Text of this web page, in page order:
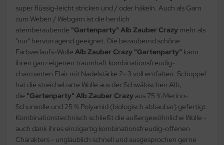
super flüssig-leicht stricken und / oder häkeln. Auch als Garn
zum Weben / Webgarn ist die herrlich
atemberaubende "Gartenparty" Alb Zauber Crazy mehr als
"nur" hervorragend geeignet. Die bezaubernd schöne
Farbverlaufs-Wolle Alb Zauber Crazy "Gartenparty" kann
ihren ganz eigenen traumhaft kombinationsfreudig-
charmanten Flair mit Nadelstärke 2- 3 voll entfalten. Schoppel
hat die streichelzarte Wolle aus der Schwäbischen Alb,
die "Gartenparty" Alb Zauber Crazy aus 75 % Merino-
Schurwolle und 25 % Polyamid (biologisch abbaubar) gefertigt.
Kombinationstechnisch schließt die außergewöhnliche Wolle -
auch dank ihres einzigartig kombinationsfreudig-offenen
Charakters - unglaublich schnell und ausgesprochen gerne